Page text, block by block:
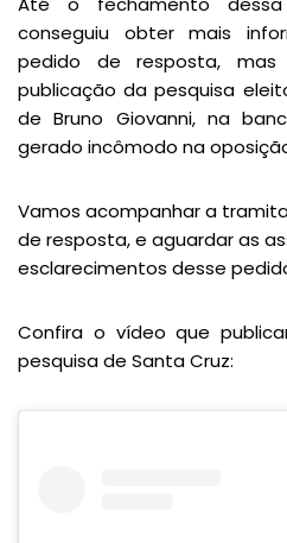
conseguiu obter mais
pedido de resposta,
publicação da pesquisa
de Bruno Giovanni, na
gerado incômodo na
Vamos acompanhar a
de resposta, e aguardar as
esclarecimentos desse
Confira o vídeo que
pesquisa de Santa Cruz: